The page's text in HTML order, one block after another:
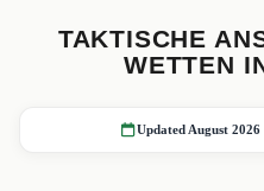
TAKTISCHE
WETTEN
Updated August 2026